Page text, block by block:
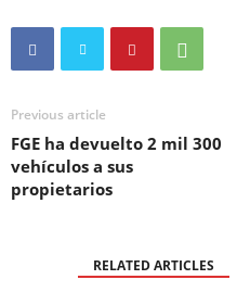
Previous article
FGE ha devuelto 2 mil 300
vehículos a sus
propietarios
RELATED ARTICLES